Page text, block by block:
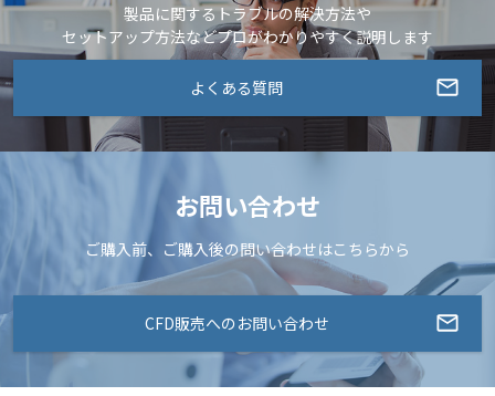
製品に関するトラブルの解決方法や
セットアップ方法などプロがわかりやすく説明します
よくある質問
お問い合わせ
ご購入前、ご購入後の問い合わせはこちらから
CFD販売へのお問い合わせ